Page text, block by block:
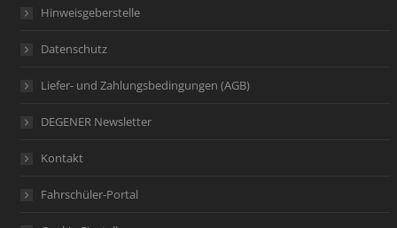
Hinweisgeberstelle
Datenschutz
Liefer- und Zahlungsbedingungen (AGB)
DEGENER Newsletter
Kontakt
Fahrschüler-Portal